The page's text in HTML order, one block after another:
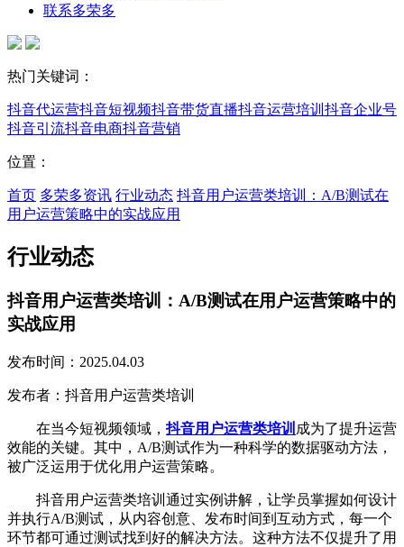
联系多荣多
热门关键词：
抖音代运营抖音短视频抖音带货直播抖音运营培训 抖音企业号
抖音引流抖音电商抖音营销
位置：
首页 多荣多资讯 行业动态 抖音用户运营类培训：A/B测试在
用户运营策略中的实战应用
行业动态
抖音用户运营类培训：A/B测试在用户运营策略中的
实战应用
发布时间：2025.04.03
发布者：抖音用户运营类培训
在当今短视频领域，抖音用户运营类培训 成为了提升运营
效能的关键。其中，A/B测试作为一种科学的数据驱动方法，
被广泛运用于优化用户运营策略。
抖音用户运营类培训通过实例讲解，让学员掌握如何设计
并执行A/B测试，从内容创意、发布时间到互动方式，每一个
环节都可通过测试找到好的解决方法。这种方法不仅提升了用